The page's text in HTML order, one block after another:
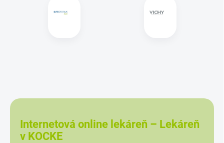
Internetová online lekáreň – Lekáreň
v KOCKE